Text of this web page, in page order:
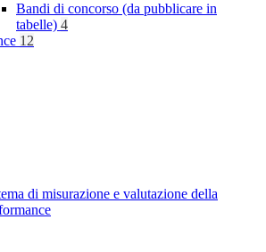
Bandi di concorso (da pubblicare in
tabelle) 4
12
di misurazione e valutazione della